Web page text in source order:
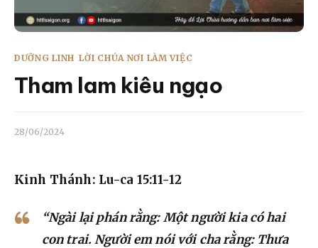
Bản tin
Mục vụ
Dâng hiến
DƯỠNG LINH LỜI CHÚA NƠI LÀM VIỆC
Tham lam kiêu ngạo
28/06/2024
Kinh Thánh: Lu-ca 15:11-12
“Ngài lại phán rằng: Một người kia có hai
con trai. Người em nói với cha rằng: Thưa